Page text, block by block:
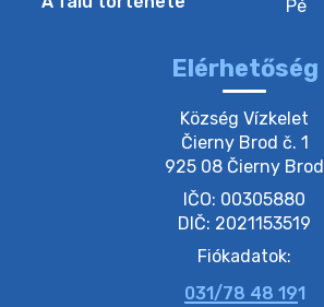
20. július 2026 11:51
Pé
Elérhetőség
Község Vízkelet
Čierny Brod č. 1
925 08 Čierny Brod
IČO: 00305880
DIČ: 2021153519
Fiókadatok:
031/78 48 191